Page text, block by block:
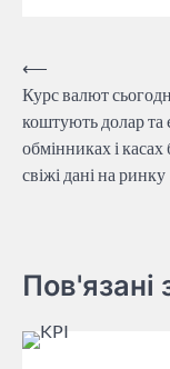
Навігація
записів
⟵
Курс валют
коштують долар та
обмінниках і касах
свіжі дані на ринку
Пов'язані